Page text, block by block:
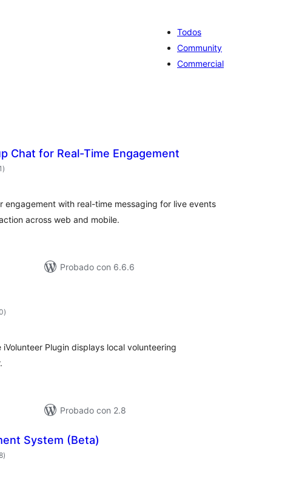
Todos
Community
Commercial
Chat for Real-Time Engagement
valoracións
totais
)
engagement with real-time messaging for live events
across web and mobile.
Probado con 6.6.6
valoracións
totais
)
Plugin displays local volunteering
Probado con 2.8
System (Beta)
valoracións
totais
)